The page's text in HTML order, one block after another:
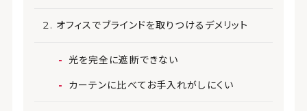
オフィスでブラインドを取りつけるデメリット
光を完全に遮断できない
カーテンに比べてお手入れがしにくい